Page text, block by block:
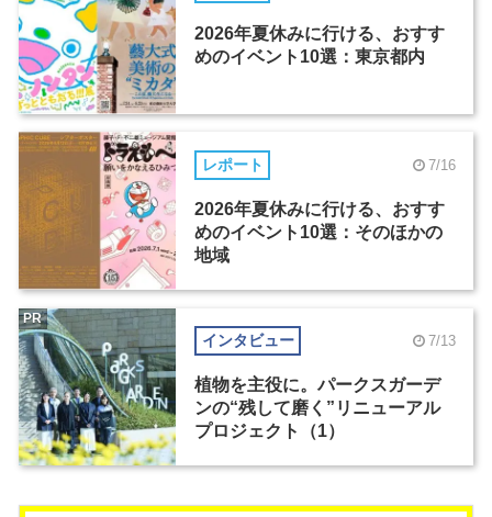
2026年夏休みに行ける、おすす
めのイベント10選：東京都内
レポート 7/16
2026年夏休みに行ける、おすす
めのイベント10選：そのほかの
地域
インタビュー 7/13
植物を主役に。パークスガーデ
ンの“残して磨く”リニューアル
プロジェクト（1）
PR